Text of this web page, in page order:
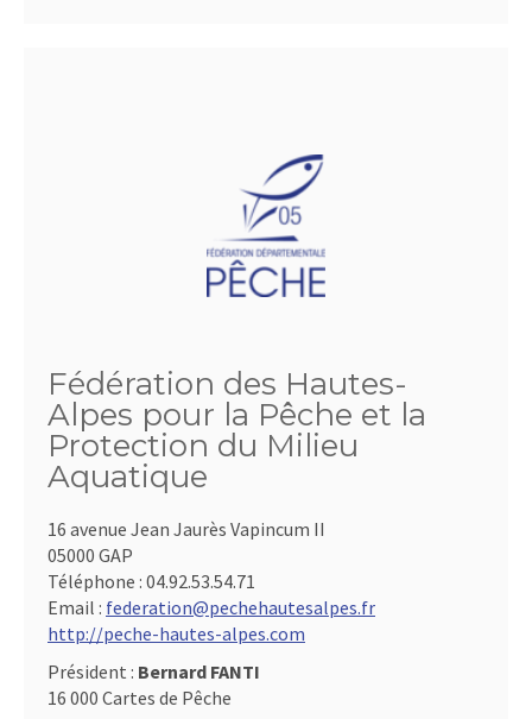
Fédération des Hautes-
Alpes pour la Pêche et la
Protection du Milieu
Aquatique
16 avenue Jean Jaurès Vapincum II
05000 GAP
Téléphone : 04.92.53.54.71
Email : federation@pechehautesalpes.fr
http://peche-hautes-alpes.com
Président : Bernard FANTI
16 000 Cartes de Pêche